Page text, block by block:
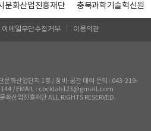
문화산업진흥재단 충북과학기술혁신원
이메일무단수집거부 이용약관
문화산업단지 1층 / 장비-공간 대여 문의 : 043-219-
/ EMAIL : cbcklab123@gmail.com
화산업진흥재단 ALL RIGHTS RESERVED.